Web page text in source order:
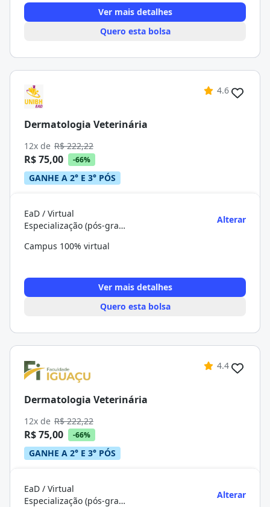
Ver mais detalhes
Quero esta bolsa
4.6
Dermatologia Veterinária
12x de R$ 222,22
R$ 75,00 -66%
GANHE A 2° E 3° PÓS
EaD / Virtual
Especialização (pós-graduação)
Alterar
Campus 100% virtual
Ver mais detalhes
Quero esta bolsa
4.4
Dermatologia Veterinária
12x de R$ 222,22
R$ 75,00 -66%
GANHE A 2° E 3° PÓS
EaD / Virtual
Especialização (pós-graduação)
Alterar